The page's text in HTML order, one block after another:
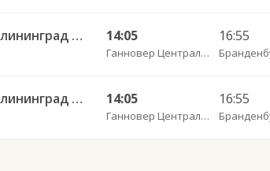
904 Бремерхафен — Калининград АВ 14:05
Ганновер Центральный АВ
16:55
904 Бремерхафен — Калининград АВ 14:05
Ганновер Центральный АВ
16:55